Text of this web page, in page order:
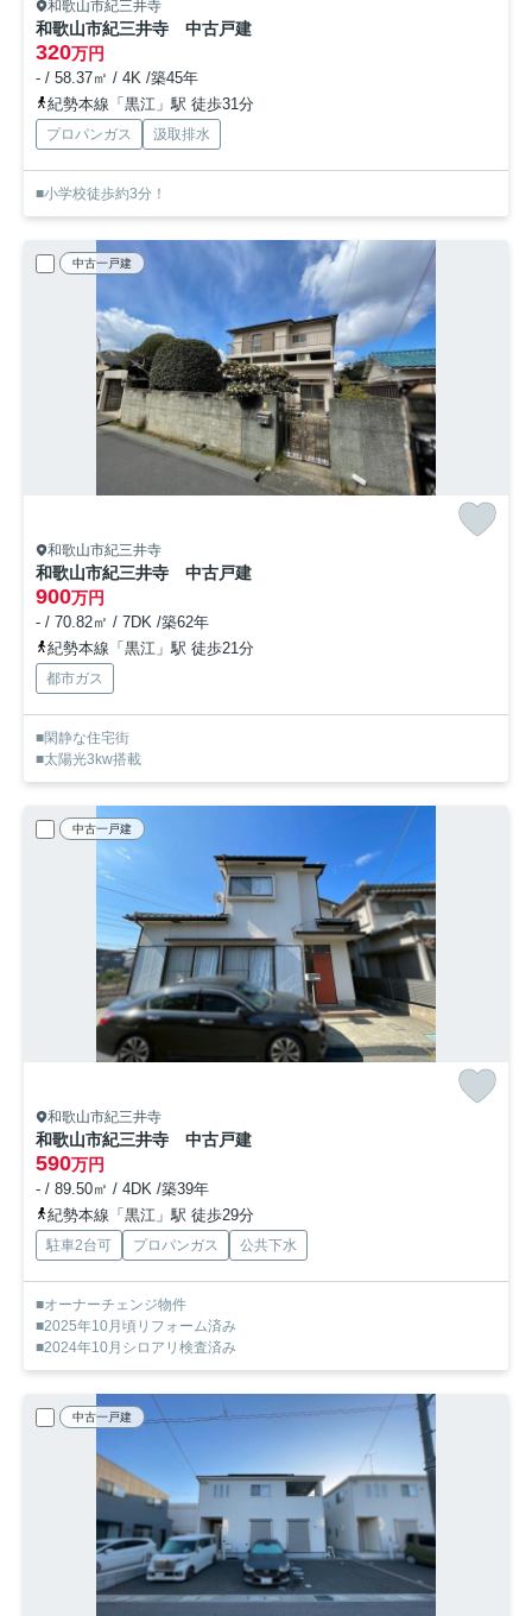
和歌山市紀三井寺
和歌山市紀三井寺 中古戸建
320万円
- / 58.37㎡ / 4K /築45年
紀勢本線「黒江」駅 徒歩31分
プロパンガス 汲取排水
■小学校徒歩約3分！
中古一戸建
和歌山市紀三井寺
和歌山市紀三井寺 中古戸建
900万円
- / 70.82㎡ / 7DK /築62年
紀勢本線「黒江」駅 徒歩21分
都市ガス
■閑静な住宅街
■太陽光3kw搭載
中古一戸建
和歌山市紀三井寺
和歌山市紀三井寺 中古戸建
590万円
- / 89.50㎡ / 4DK /築39年
紀勢本線「黒江」駅 徒歩29分
駐車2台可 プロパンガス 公共下水
■オーナーチェンジ物件
■2025年10月頃リフォーム済み
■2024年10月シロアリ検査済み
中古一戸建